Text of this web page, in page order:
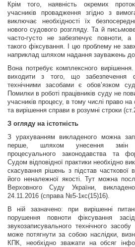
Крім того, наявність окремих
учасників провадження згідно з
виключає необхідності їх
нового судового розгляду. Та й
часто-густо не забезпечує повноти, а
такого фіксування. І цю проблему не
наприклад шляхом надання зауважень до
Вона потребує комплексного
виходити з того, що забезпечення
технічними засобами є обов’язком
Помилки в роботі працівників суду не
учасників процесу, в тому числі право
та вирішення справи в розумні строки
З огляду на істотність
З урахуванням викладеного можна
перше, шляхом унесення змін
процесуального законодавства та
Судом відповідної практики необхідно
скасування рішень з підстав часткової
його неналежної якості. Тут можна
Верховного Суду України,
24.11.2016 (справа №5-1кс(15)16).
В ній зазначено: при вирішенні
порушення повноти фіксування
звукозаписувального технічного
може потягнути за собою наслідки,
КПК, необхідно зважати на обсяг